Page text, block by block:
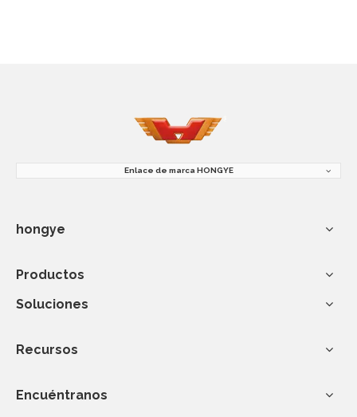
Enlace de marca HONGYE
hongye
Productos
Soluciones
Recursos
Encuéntranos